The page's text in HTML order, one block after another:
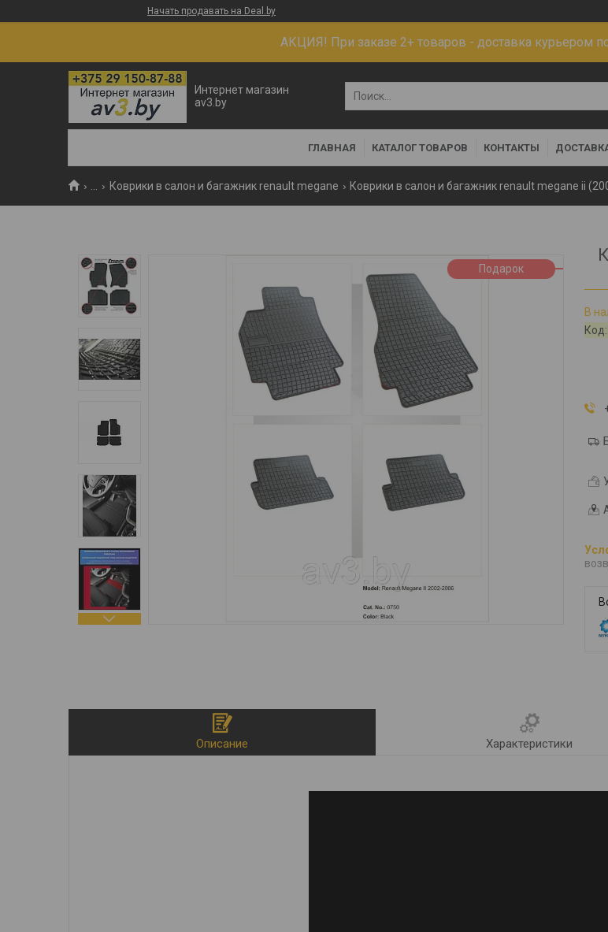
Начать продавать на Deal.by
АКЦИЯ! При заказе 2+ товаров - доставка курьером
Интернет магазин
av3.by
ГЛАВНАЯ КАТАЛОГ ТОВАРОВ КОНТАКТЫ
Коврики в салон и багажник renault megane Коврики в салон и багажник renault megane ii
Подарок
В
Код:
Описание Характеристики